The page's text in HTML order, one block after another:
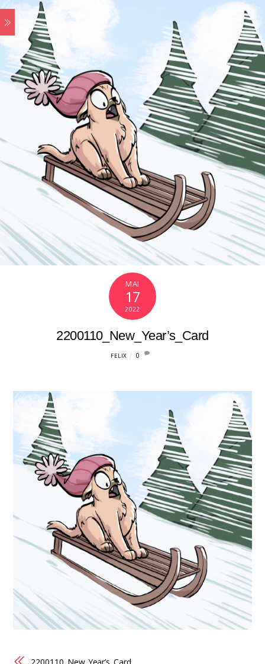
MAI
17
2022
2200110_New_Year’s_Card
FELIX 0
2200110_New_Year’s_Card